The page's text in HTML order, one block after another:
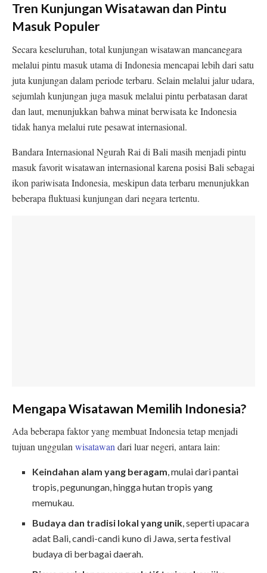
Tren Kunjungan Wisatawan dan Pintu
Masuk Populer
Secara keseluruhan, total kunjungan wisatawan mancanegara
melalui pintu masuk utama di Indonesia mencapai lebih dari satu
juta kunjungan dalam periode terbaru. Selain melalui jalur udara,
sejumlah kunjungan juga masuk melalui pintu perbatasan darat
dan laut, menunjukkan bahwa minat berwisata ke Indonesia
tidak hanya melalui rute pesawat internasional.
Bandara Internasional Ngurah Rai di Bali masih menjadi pintu
masuk favorit wisatawan internasional karena posisi Bali sebagai
ikon pariwisata Indonesia, meskipun data terbaru menunjukkan
beberapa fluktuasi kunjungan dari negara tertentu.
Mengapa Wisatawan Memilih Indonesia?
Ada beberapa faktor yang membuat Indonesia tetap menjadi
tujuan unggulanwisatawandari luar negeri, antara lain:
Keindahan alam yang beragam, mulai dari pantai
tropis, pegunungan, hingga hutan tropis yang
memukau.
Budaya dan tradisi lokal yang unik, seperti upacara
adat Bali, candi-candi kuno di Jawa, serta festival
budaya di berbagai daerah.